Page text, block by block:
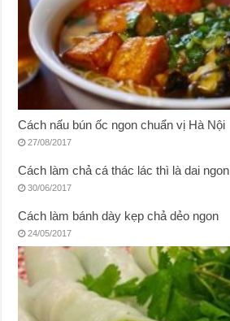
Cách nấu bún ốc ngon chuẩn vị Hà Nội
27/08/2017
Cách làm chả cá thác lác thì là dai ngon
30/06/2017
Cách làm bánh dày kẹp chả dẻo ngon
24/05/2017